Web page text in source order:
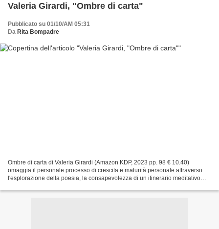
Valeria Girardi, "Ombre di carta"
Pubblicato su 01/10/AM 05:31
Da Rita Bompadre
Ombre di carta di Valeria Girardi (Amazon KDP, 2023 pp. 98 € 10.40)
omaggia il personale processo di crescita e maturità personale attraverso
l'esplorazione della poesia, la consapevolezza di un itinerario meditativo